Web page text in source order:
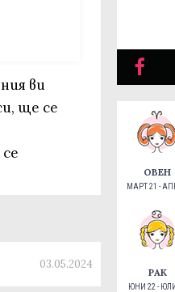
ви
ще се
03.05.2024
ОВЕН
МАРТ 21 -
РАК
ЮНИ 22 -